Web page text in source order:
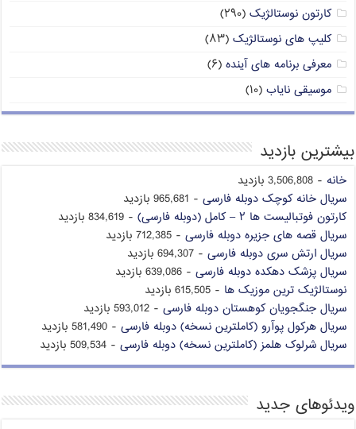
کارتون نوستالژیک (۲۹۰)
کلیپ های نوستالژیک (۸۳)
معرفی برنامه های آینده (۶)
موسیقی نایاب (۱۰)
بیشترین بازدید
خانه - 3,506,808 بازدید
سریال خانه کوچک دوبله فارسی - 965,681 بازدید
کارتون فوتبالیست ها ۲ – کامل (دوبله فارسی)
- 834,619 بازدید
سریال قصه های جزیره دوبله فارسی - 712,385 بازدید
سریال ارتش سری دوبله فارسی - 694,307 بازدید
سریال پزشک دهکده دوبله فارسی - 639,086 بازدید
نوستالژیک ترین موزیک ها - 615,505 بازدید
سریال جنگجویان کوهستان دوبله فارسی - 593,012 بازدید
سریال هرکول پوآرو (کاملترین نسخه) دوبله فارسی - 581,490 بازدید
سریال شرلوک هلمز (کاملترین نسخه) دوبله فارسی - 509,534 بازدید
ویدئوهای جدید